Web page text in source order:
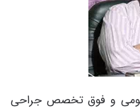
و فوق تخصص جراحی